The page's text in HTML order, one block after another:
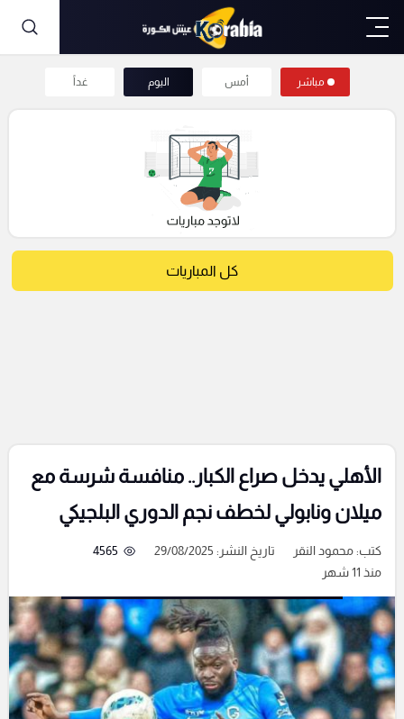
مباشر أمس اليوم غداً
كل المباريات
الأهلي يدخل صراع الكبار.. منافسة شرسة مع
ميلان ونابولي لخطف نجم الدوري البلجيكي
كتب:محمود النقر تاريخ النشر: 29/08/2025
4565
منذ 11 شهر